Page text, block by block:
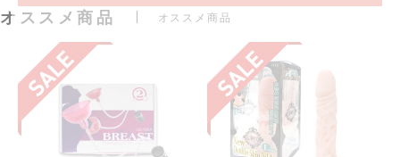
オススメ商品 オススメ商品